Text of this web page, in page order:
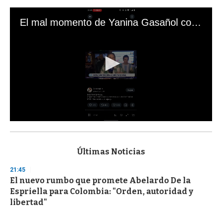
El mal momento de Yanina Gasañol con un hincha argentino en "Subrayado"
s
d
s
o
f
3
Últimas Noticias
21:45
El nuevo rumbo que promete Abelardo De la
Espriella para Colombia: "Orden, autoridad y
libertad"